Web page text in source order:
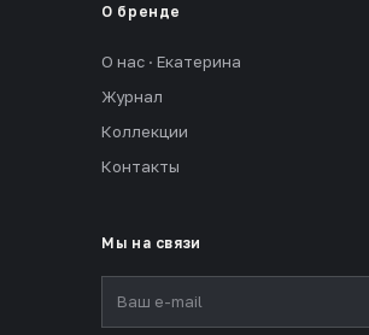
О бренде
О нас · Екатерина
Журнал
Коллекции
Контакты
Мы на связи